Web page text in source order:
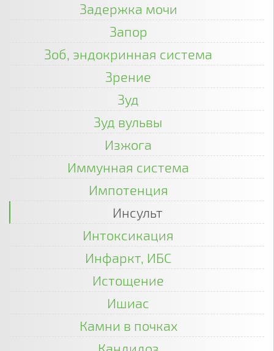
Задержка мочи
Запор
Зоб, эндокринная система
Зрение
Зуд
Зуд вульвы
Изжога
Иммунная система
Импотенция
Инсульт
Интоксикация
Инфаркт, ИБС
Истощение
Ишиас
Камни в почках